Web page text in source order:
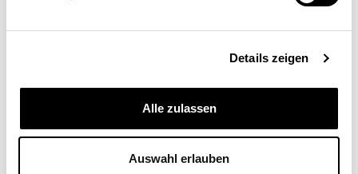
Details zeigen
Alle zulassen
Auswahl erlauben